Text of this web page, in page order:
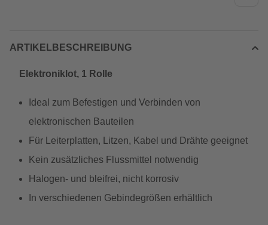
ARTIKELBESCHREIBUNG
Elektroniklot, 1 Rolle
Ideal zum Befestigen und Verbinden von
elektronischen Bauteilen
Für Leiterplatten, Litzen, Kabel und Drähte geeignet
Kein zusätzliches Flussmittel notwendig
Halogen- und bleifrei, nicht korrosiv
In verschiedenen Gebindegrößen erhältlich